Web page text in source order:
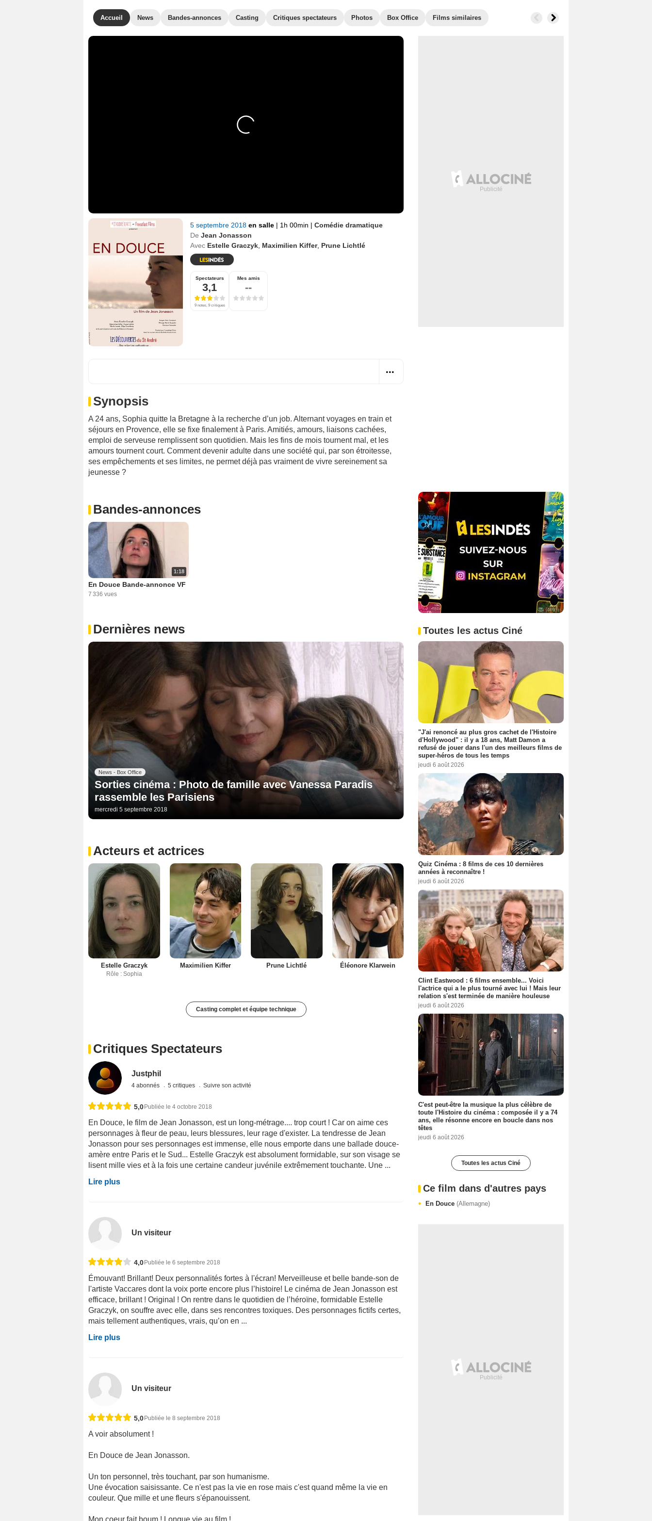
Accueil News Bandes-annonces Casting Critiques spectateurs Photos Box Office Films similaires
5 septembre 2018 en salle | 1h 00min | Comédie dramatique
De Jean Jonasson
Avec Estelle Graczyk Maximilien Kiffer, Prune Lichtlé
Spectateurs
3,1
9 notes, 9 critiques
Mes amis
--
Synopsis
A 24 ans, Sophia quitte la Bretagne à la recherche d’un job. Alternant voyages en train et
séjours en Provence, elle se fixe finalement à Paris. Amitiés, amours, liaisons cachées,
emploi de serveuse remplissent son quotidien. Mais les fins de mois tournent mal, et les
amours tournent court. Comment devenir adulte dans une société qui, par son étroitesse,
ses empêchements et ses limites, ne permet déjà pas vraiment de vivre sereinement sa
jeunesse ?
Bandes-annonces
1:18
En Douce Bande-annonce VF
7 336 vues
Dernières news
News - Box Office
Sorties cinéma : Photo de famille avec Vanessa Paradis
rassemble les Parisiens
mercredi 5 septembre 2018
Acteurs et actrices
Estelle Graczyk
Rôle : Sophia
Maximilien Kiffer Prune Lichtlé Éléonore Klarwein
Casting complet et équipe technique
Critiques Spectateurs
Justphil
4 abonnés 5 critiques Suivre son activité
5,0 Publiée le 4 octobre 2018
En Douce, le film de Jean Jonasson, est un long-métrage.... trop court ! Car on aime ces
personnages à fleur de peau, leurs blessures, leur rage d'exister. La tendresse de Jean
Jonasson pour ses personnages est immense, elle nous emporte dans une ballade douce-
amère entre Paris et le Sud... Estelle Graczyk est absolument formidable, sur son visage se
lisent mille vies et à la fois une certaine candeur juvénile extrêmement touchante. Une ...
Lire plus
Un visiteur
4,0 Publiée le 6 septembre 2018
Émouvant! Brillant! Deux personnalités fortes à l'écran! Merveilleuse et belle bande-son de
l'artiste Vaccares dont la voix porte encore plus l’histoire! Le cinéma de Jean Jonasson est
efficace, brillant ! Original ! On rentre dans le quotidien de l’héroïne, formidable Estelle
Graczyk, on souffre avec elle, dans ses rencontres toxiques. Des personnages fictifs certes,
mais tellement authentiques, vrais, qu’on en ...
Lire plus
Un visiteur
5,0 Publiée le 8 septembre 2018
A voir absolument !
En Douce de Jean Jonasson.
Un ton personnel, très touchant, par son humanisme.
Une évocation saisissante. Ce n'est pas la vie en rose mais c'est quand même la vie en
couleur. Que mille et une fleurs s'épanouissent.
Toutes les actus Ciné
"J'ai renoncé au plus gros cachet de l'Histoire
d'Hollywood" : il y a 18 ans, Matt Damon a
refusé de jouer dans l'un des meilleurs films de
super-héros de tous les temps
jeudi 6 août 2026
Quiz Cinéma : 8 films de ces 10 dernières
années à reconnaître !
jeudi 6 août 2026
Clint Eastwood : 6 films ensemble... Voici
l'actrice qui a le plus tourné avec lui ! Mais leur
relation s'est terminée de manière houleuse
jeudi 6 août 2026
C'est peut-être la musique la plus célèbre de
toute l'Histoire du cinéma : composée il y a 74
ans, elle résonne encore en boucle dans nos
têtes
jeudi 6 août 2026
Toutes les actus Ciné
Ce film dans d'autres pays
En Douce (Allemagne)